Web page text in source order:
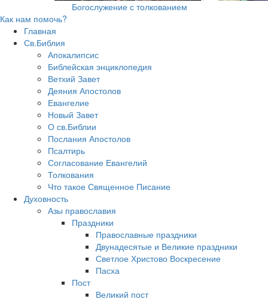
Богослужение с толкованием
Как нам помочь?
Главная
Св.Библия
Апокалипсис
Библейская энциклопедия
Ветхий Завет
Деяния Апостолов
Евангелие
Новый Завет
О св.Библии
Послания Апостолов
Псалтирь
Согласование Евангелий
Толкования
Что такое Священное Писание
Духовность
Азы православия
Праздники
Православные праздники
Двунадесятые и Великие праздники
Светлое Христово Воскресение
Пасха
Пост
Великий пост